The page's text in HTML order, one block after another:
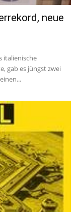
neue
italienische
gab es jüngst zwei